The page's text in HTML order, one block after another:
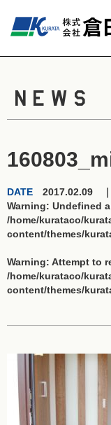
NEWS
DATE 2017.02.09
Warning: Undefined
/home/kurataco/
content/themes/
Warning: Attempt to
/home/kurataco/
content/themes/